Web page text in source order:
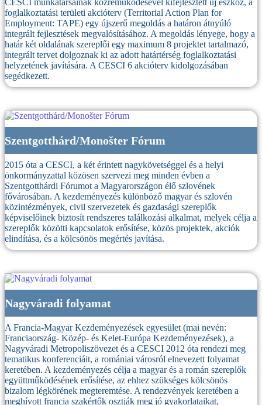
CESCI munkatársainak közreműködésével kifejlesztett új eszköz, a
foglalkoztatási területi akcióterv (Territorial Action Plan for
Employment: TAPE) egy újszerű megoldás a határon átnyúló
integrált fejlesztések megvalósításához. A megoldás lényege, hogy a
határ két oldalának szereplői egy maximum 8 projektet tartalmazó,
integrált tervet dolgoznak ki az adott határtérség foglalkoztatási
helyzetének javítására. A CESCI 6 akcióterv kidolgozásában
segédkezett.
Szentgotthárd/Monošter Fórum
2015 óta a CESCI, a két érintett nagykövetséggel és a helyi
önkormányzattal közösen szervezi meg minden évben a
Szentgotthárdi Fórumot a Magyarországon élő szlovének
fővárosában. A kezdeményezés különböző magyar és szlovén
közintézmények, civil szervezetek és gazdasági szereplők
képviselőinek biztosít rendszeres találkozási alkalmat, melyek célja a
szereplők közötti kapcsolatok erősítése, közös projektek, akciók
elindítása, és a kölcsönös megértés javítása.
Nagyváradi folyamat
A Francia-Magyar Kezdeményezések egyesület (mai nevén:
Franciaország- Közép- és Kelet-Európa Kezdeményezések), a
Nagyváradi Metropoliszövezet és a CESCI 2012 óta rendezi meg
tematikus konferenciáit, a romániai városról elnevezett folyamat
keretében. A kezdeményezés célja a magyar és a román szereplők
együttműködésének erősítése, az ehhez szükséges kölcsönös
bizalom légkörének megteremtése. A rendezvények keretében a
meghívott francia szakértők osztják meg jó gyakorlataikat,